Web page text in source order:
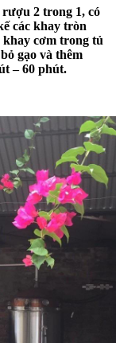
2 trong 1, có
các khay tròn
cơm trong tủ
gạo và thêm
– 60 phút.